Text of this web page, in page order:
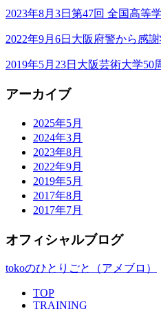
2023年8月3日 第47回 全国高等
2022年9月6日 大阪府警から感
2019年5月23日 大阪芸術大学50
アーカイブ
2025年5月
2024年3月
2023年8月
2022年9月
2019年5月
2017年8月
2017年7月
オフィシャルブログ
tokoのひとりごと（アメブロ）
TOP
TRAINING